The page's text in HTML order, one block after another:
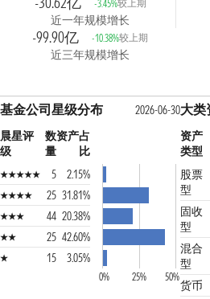
-3.45%较上期
近一年规模增长
-99.90亿 -10.38%较上期
近三年规模增长
基金公司星级分布
2026-06-30
晨星评
级
数
量
资产占
比
5
2.15%
25 31.81%
44 20.38%
25 42.60%
15
3.05%
0% 25% 50%
大类
资产
类型
股票
型
固收
型
混合
型
货币